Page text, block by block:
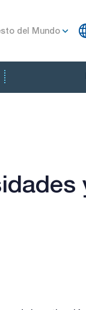
del Mundo